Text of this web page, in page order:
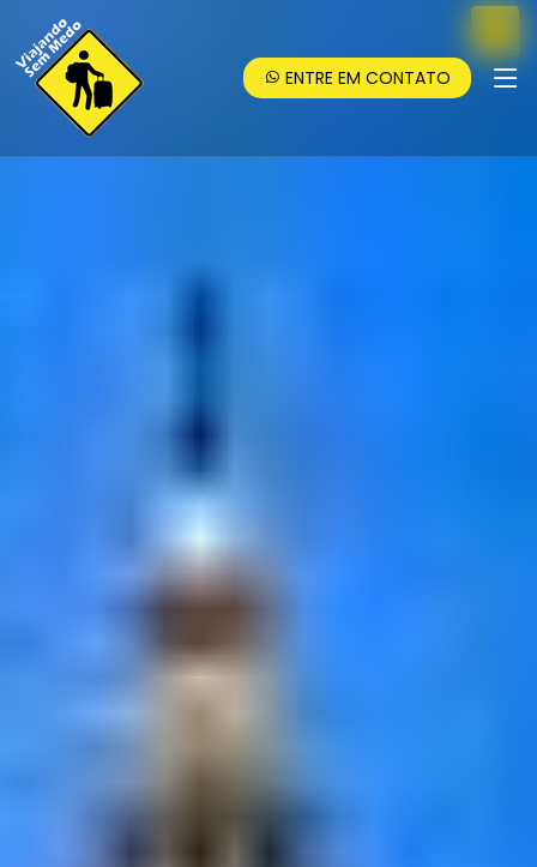
ENTRE EM CONTATO